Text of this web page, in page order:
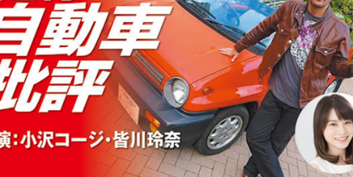
会社情報